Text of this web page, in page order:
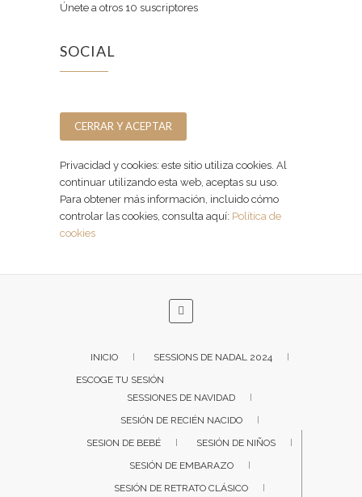
Únete a otros 10 suscriptores
SOCIAL
Privacidad y cookies: este sitio utiliza cookies. Al
continuar utilizando esta web, aceptas su uso.
Para obtener más información, incluido cómo
controlar las cookies, consulta aquí: Política de
cookies
INICIO
SESSIONS DE NADAL 2024
ESCOGE TU SESIÓN
SESSIONES DE NAVIDAD
SESIÓN DE RECIÉN NACIDO
SESION DE BEBÉ
SESIÓN DE NIÑOS
SESIÓN DE EMBARAZO
SESIÓN DE RETRATO CLÁSICO